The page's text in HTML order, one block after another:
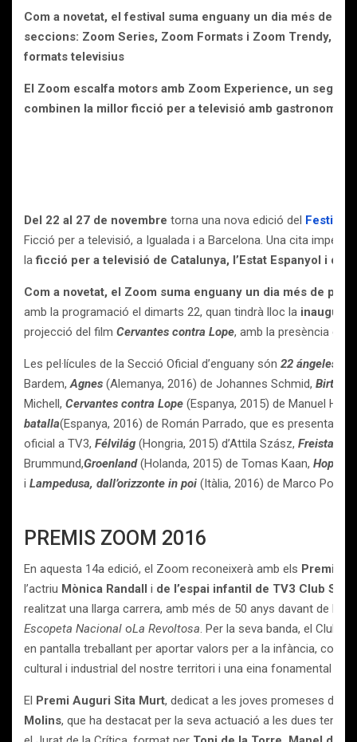
Com a novetat, el festival suma enguany un dia més de
seccions: Zoom Series, Zoom Formats i Zoom Trendy,
formats televisius
El Zoom escalfa motors amb Zoom Experience, un seguit
combinen la millor ficció per a televisió amb gastronomia,
Del 22 al 27 de novembre torna una nova edició del Festival
Ficció per a televisió, a Igualada i a Barcelona. Una cita
laficció per a televisió de Catalunya, l’Estat Espanyol i
Com a novetat, el Zoom suma enguany un dia més de
amb la programació el dimarts 22, quan tindrà lloc la
projecció del film Cervantes contra Lope, amb la presència de
Les pel·lícules de la Secció Oficial d’enguany són 22 ángeles
Bardem, Agnes (Alemanya, 2016) de Johannes Schmid,
Michell, Cervantes contra Lope (Espanya, 2015) de Manuel
batalla(Espanya, 2016) de Román Parrado, que es presentarà
oficial a TV3, Félvilág (Hongria, 2015) d’Attila Szász, Freistatt
Brummund,Groenland (Holanda, 2015) de Tomas Kaan, Hope
i Lampedusa, dall’orizzonte in poi (Itàlia, 2016) de Marco
PREMIS ZOOM 2016
En aquesta 14a edició, el Zoom reconeixerà amb els Premis
l’actriu Mònica Randall i de l’espai infantil de TV3 Club
realitzat una llarga carrera, amb més de 50 anys davant de
Escopeta Nacional oLa Revoltosa. Per la seva banda, el Club
en pantalla treballant per aportar valors per a la infància, com
cultural i industrial del nostre territori i una eina fonamental
El Premi Auguri Sita Murt, dedicat a les joves promeses de
Molins, que ha destacat per la seva actuació a les dues